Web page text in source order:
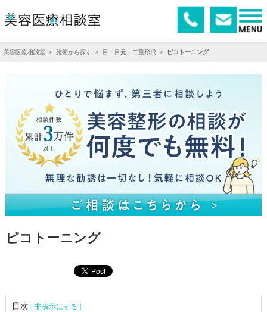
美容医療相談室 > 施術から探す > 目・目元・二重形成 > ピコトーニング
ピコトーニング
目次[ 非表示にする ]